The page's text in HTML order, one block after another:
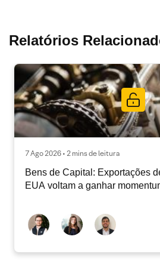
Relatórios
7 Ago 2026 • 2 mins de leitura
Bens de Capital: Exportações
EUA voltam a ganhar